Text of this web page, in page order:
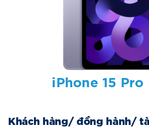
iPhone 15 Pro
Khách hàng/ đồng hành/